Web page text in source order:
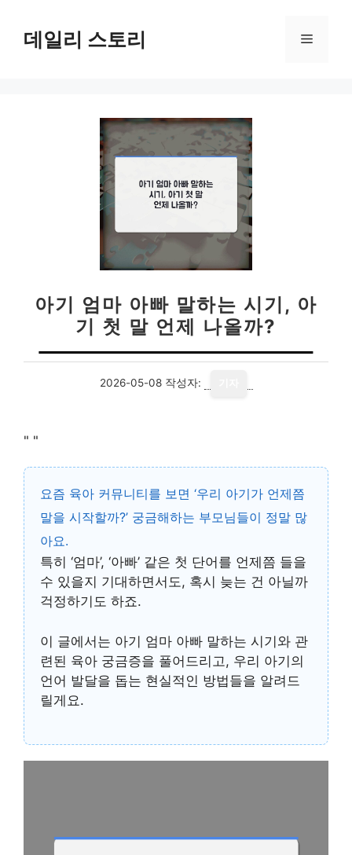
데일리 스토리 메
아기 엄마 아빠 말하는 시기, 아
기 첫 말 언제 나올까?
2026-05-08 작성자:
" "
요즘 육아 커뮤니티를 보면 ‘우리 아기가 언제쯤
말을 시작할까?’ 궁금해하는 부모님들이 정말 많
아요.
특히 ‘엄마’, ‘아빠’ 같은 첫 단어를 언제쯤 들을
수 있을지 기대하면서도, 혹시 늦는 건 아닐까
걱정하기도 하죠.
이 글에서는 아기 엄마 아빠 말하는 시기와 관
련된 육아 궁금증을 풀어드리고, 우리 아기의
언어 발달을 돕는 현실적인 방법들을 알려드
릴게요.